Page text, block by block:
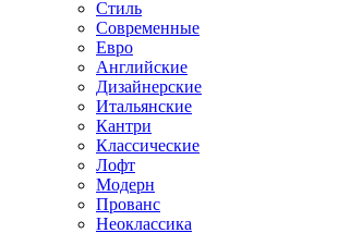
Стиль
Современные
Евро
Английские
Дизайнерские
Итальянские
Кантри
Классические
Лофт
Модерн
Прованс
Неоклассика